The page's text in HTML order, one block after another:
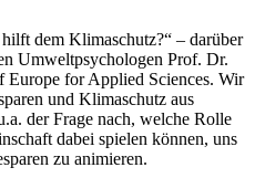
dem Klimaschutz?“ – darüber
Umweltpsychologen Prof. Dr.
for Applied Sciences. Wir
und Klimaschutz aus
der Frage nach, welche Rolle
dabei spielen können, uns
zu animieren.